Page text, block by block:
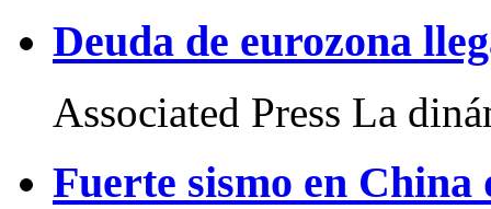
Deuda de eurozona
Associated Press La
Fuerte sismo en China